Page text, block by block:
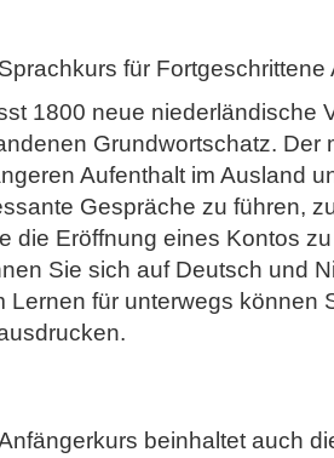
1800 neue niederländische
Grundwortschatz. Der
Aufenthalt im Ausland
Gespräche zu führen,
die Eröffnung eines Kontos
Sie sich auf Deutsch und
Lernen für unterwegs können
beinhaltet auch